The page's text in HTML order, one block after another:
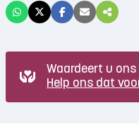
Waardeert u ons
Help ons dat